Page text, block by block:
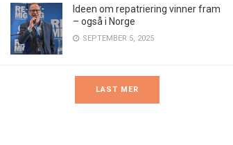
Ideen om repatriering vinner fram
– også i Norge
SEPTEMBER 5, 2025
LAST MER